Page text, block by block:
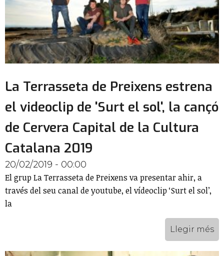
La Terrasseta de Preixens estrena
el videoclip de 'Surt el sol', la cançó
de Cervera Capital de la Cultura
Catalana 2019
20/02/2019 - 00:00
El grup La Terrasseta de Preixens va presentar ahir, a
través del seu canal de youtube, el vídeoclip ‘Surt el sol’,
la
Llegir més